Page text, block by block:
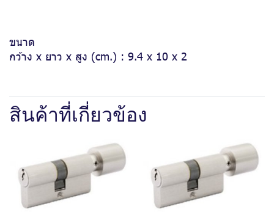
ขนาด
กว้าง x ยาว x สูง (cm.) : 9.4 x 10 x 2
สินค้าที่เกี่ยวข้อง